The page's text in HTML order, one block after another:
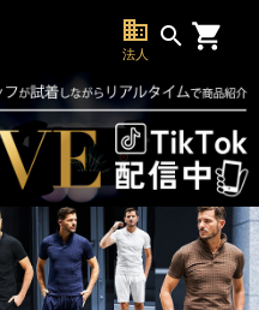
business
法人
search